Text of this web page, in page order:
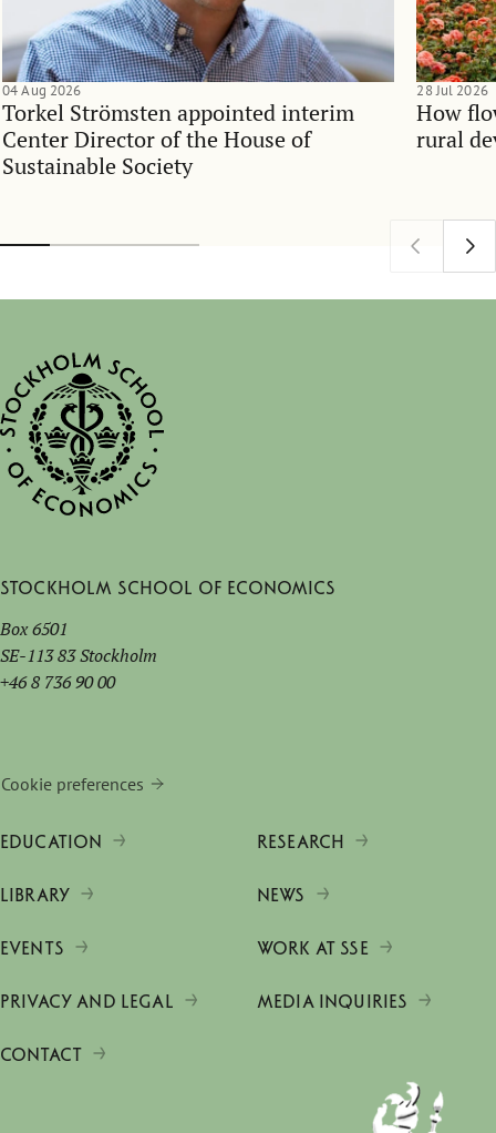
Torkel Strömsten appointed interim
Center Director of the House of
Sustainable Society
04 Aug 2026
How
rural
28 Jul 2026
Stockholm School of Economics
Box 6501
SE-113 83 Stockholm
+46 8 736 90 00
Cookie preferences
EDUCATION RESEARCH
LIBRARY NEWS
EVENTS WORK AT SSE
PRIVACY AND LEGAL MEDIA INQUIRIES
CONTACT